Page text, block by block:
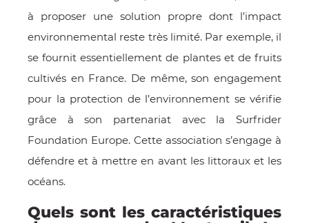
à proposer une solution propre dont l’impact
environnemental reste très limité. Par exemple, il
se fournit essentiellement de plantes et de fruits
cultivés en France. De même, son engagement
pour la protection de l’environnement se vérifie
grâce à son partenariat avec la Surfrider
Foundation Europe. Cette association s’engage à
défendre et à mettre en avant les littoraux et les
océans.
Quels sont les caractéristiques